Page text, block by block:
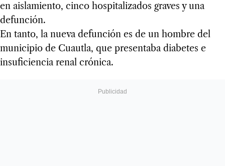
en aislamiento, cinco hospitalizados graves y una
defunción.
En tanto, la nueva defunción es de un hombre del
municipio de Cuautla, que presentaba diabetes e
insuficiencia renal crónica.